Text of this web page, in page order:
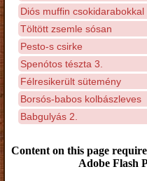
Diós muffin csokidarabokkal
Töltött zsemle sósan
Pesto-s csirke
Spenótos tészta 3.
Félresikerült sütemény
Borsós-babos kolbászleves
Babgulyás 2.
Content on this page
Adobe Flash